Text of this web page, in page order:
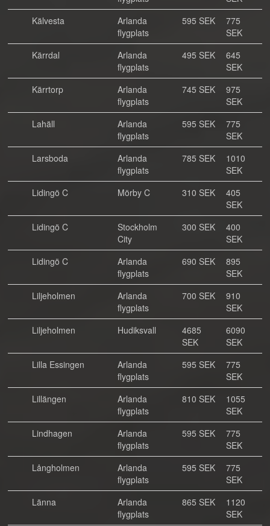
Kälvesta
Arlanda
flygplats
595 SEK
775
SEK
Kärrdal
Arlanda
flygplats
495 SEK
645
SEK
Kärrtorp
Arlanda
flygplats
745 SEK
975
SEK
Lahäll
Arlanda
flygplats
595 SEK
775
SEK
Larsboda
Arlanda
flygplats
785 SEK
1010
SEK
Lidingö C
Mörby C 310 SEK
405
SEK
Lidingö C
Stockholm
City
300 SEK
400
SEK
Lidingö C
Arlanda
flygplats
690 SEK
895
SEK
Liljeholmen
Arlanda
flygplats
700 SEK
910
SEK
Liljeholmen
Hudiksvall
4685
SEK
6090
SEK
Lilla Essingen
Arlanda
flygplats
595 SEK
775
SEK
Lillängen
Arlanda
flygplats
810 SEK
1055
SEK
Lindhagen
Arlanda
flygplats
595 SEK
775
SEK
Långholmen
Arlanda
flygplats
595 SEK
775
SEK
Länna
Arlanda
flygplats
865 SEK
1120
SEK